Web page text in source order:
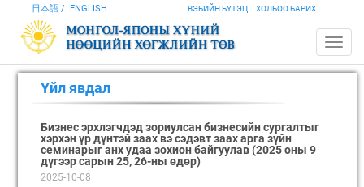
ВЭБИЙН БҮТЭЦ ХОЛБОО БАРИХ
日本語 ENGLISH
Үйл явдал
Бизнес эрхлэгчдэд зориулсан бизнесийн сургалтыг
хэрхэн үр дүнтэй заах вэ сэдэвт заах арга зүйн
семинарыг анх удаа зохион байгуулав (2025 оны 9
дүгээр сарын 25, 26-ны өдөр)
2025-10-08